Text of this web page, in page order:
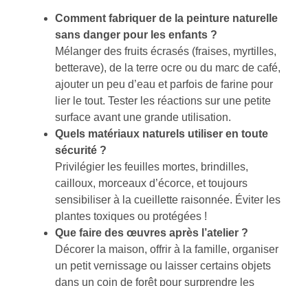
Comment fabriquer de la peinture naturelle
sans danger pour les enfants ?
Mélanger des fruits écrasés (fraises, myrtilles,
betterave), de la terre ocre ou du marc de café,
ajouter un peu d’eau et parfois de farine pour
lier le tout. Tester les réactions sur une petite
surface avant une grande utilisation.
Quels matériaux naturels utiliser en toute
sécurité ?
Privilégier les feuilles mortes, brindilles,
cailloux, morceaux d’écorce, et toujours
sensibiliser à la cueillette raisonnée. Éviter les
plantes toxiques ou protégées !
Que faire des œuvres après l’atelier ?
Décorer la maison, offrir à la famille, organiser
un petit vernissage ou laisser certains objets
dans un coin de forêt pour surprendre les